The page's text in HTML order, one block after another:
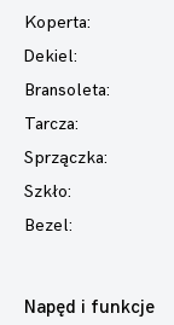
Koperta:
Dekiel:
Bransoleta:
Tarcza:
Sprzączka:
Szkło:
Bezel:
Napęd i funkcje